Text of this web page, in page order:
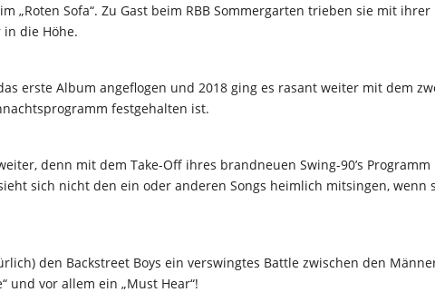
„Roten Sofa“. Zu Gast beim RBB Sommergarten trieben sie mit
die Höhe.
erste Album angeflogen und 2018 ging es rasant weiter mit dem
festgehalten ist.
denn mit dem Take-Off ihres brandneuen Swing-90’s
sich nicht den ein oder anderen Songs heimlich mitsingen, wenn
den Backstreet Boys ein verswingtes Battle zwischen den
und vor allem ein „Must Hear“!